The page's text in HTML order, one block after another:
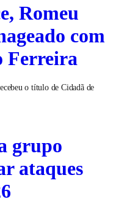
Romeu
com
Ferreira
o título de Cidadã de
grupo
ataques